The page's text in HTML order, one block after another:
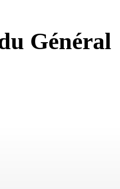
Général